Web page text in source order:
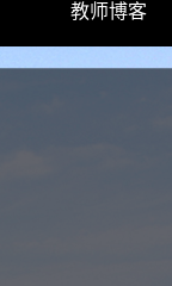
教师博客